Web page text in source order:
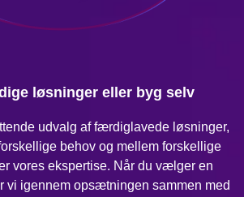
løsninger eller byg selv
udvalg af færdiglavede løsninger,
behov og mellem forskellige
vores ekspertise. Når du vælger en
vi igennem opsætningen sammen med